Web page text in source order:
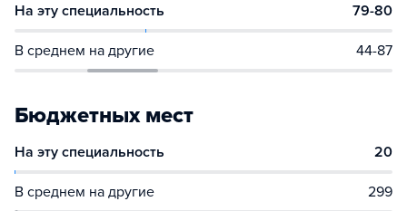
На эту специальность 79-80
В среднем на другие 44-87
Бюджетных мест
На эту специальность 20
В среднем на другие 299